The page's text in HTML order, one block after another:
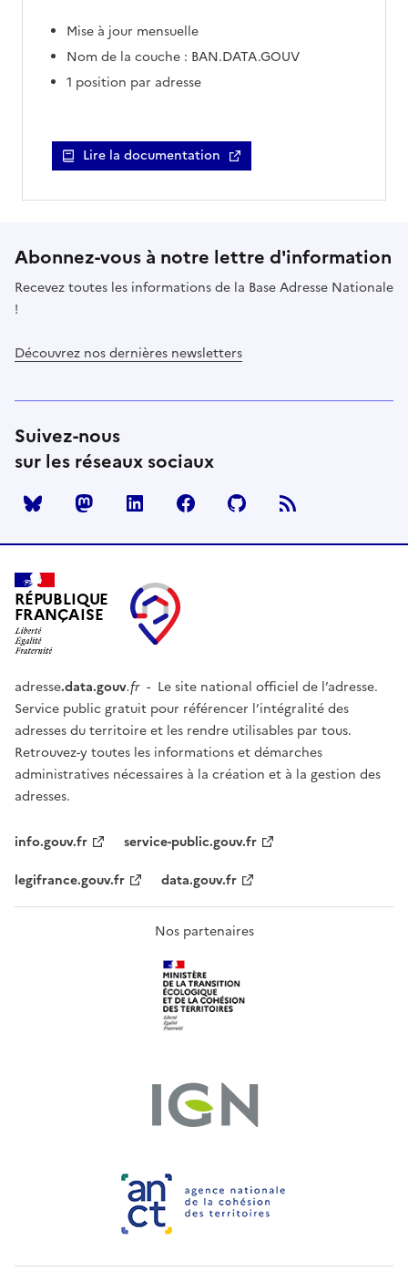
Mise à jour mensuelle
Nom de la couche : BAN.DATA.GOUV
1 position par adresse
Lire la documentation
Abonnez-vous à notre lettre d'information
Recevez toutes les informations de la Base Adresse Nationale
!
Découvrez nos dernières newsletters
Suivez-nous
sur les réseaux sociaux
MastodonLinkedIn FacebookGithub
RÉPUBLIQUE
FRANÇAISE
adresse.data.gouv.fr- Le site national officiel de l’adresse.
Service public gratuit pour référencer l’intégralité des
adresses du territoire et les rendre utilisables par tous.
Retrouvez-y toutes les informations et démarches
administratives nécessaires à la création et à la gestion des
adresses.
info.gouv.fr
service-public.gouv.fr
legifrance.gouv.fr
data.gouv.fr
Nos partenaires